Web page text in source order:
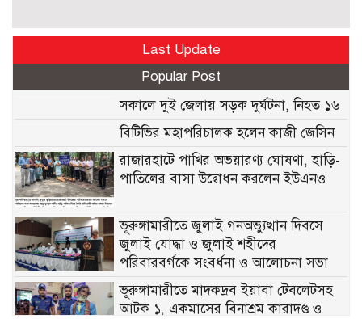
Last Update
Popular Post
সকালে দুই জেলায় সড়ক দুর্ঘটনা, নিহত ১৬
বিটিভির মহাপরিচালক হলেন কাজী জেসিন
রাজারহাটে পাখির অভয়ারণ্য ঘোষণা, হাড়ি-
পাতিলের বাসা উদ্বোধন করলেন ইউএনও
ভূরুঙ্গামারীতে জুলাই গনঅভ্যুত্থান দিবসে
জুলাই যোদ্ধা ও জুলাই শহীদের
পরিবারবর্গকে সংবর্ধনা ও আলোচনা সভা
ভূরুঙ্গামারীতে মাদকদ্রব ইয়াবা টেবলেটসহ
আটক ১, একমাসের বিনাশ্রম কারাদণ্ড ও